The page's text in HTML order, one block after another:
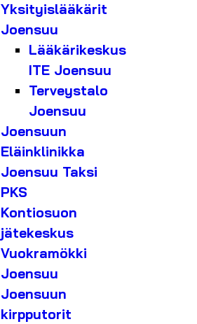
Yksityislääkärit
Joensuu
Lääkärikeskus
ITE Joensuu
Terveystalo
Joensuu
Joensuun
Eläinklinikka
Joensuu Taksi
PKS
Kontiosuon
jätekeskus
Vuokramökki
Joensuu
Joensuun
kirpputorit